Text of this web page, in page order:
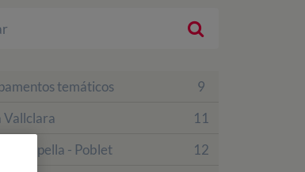
temáticos
9
Vallclara
11
La Capella - Poblet
12